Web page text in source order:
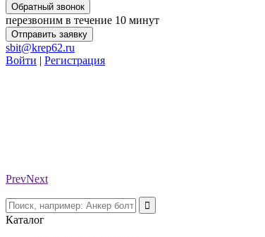
Обратный звонок
перезвоним в течение 10 минут
Отправить заявку
sbit@krep62.ru
Войти | Регистрация
PrevNext
Каталог